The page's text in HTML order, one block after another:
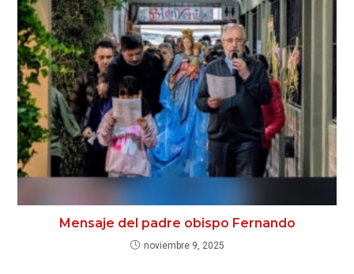
Mensaje del padre obispo Fernando
noviembre 9, 2025